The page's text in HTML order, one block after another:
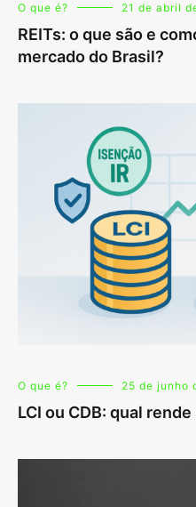
O que é? 21 de abril
REITs: o que são e
mercado do Brasil?
O que é? 25 de junho
LCI ou CDB: qual